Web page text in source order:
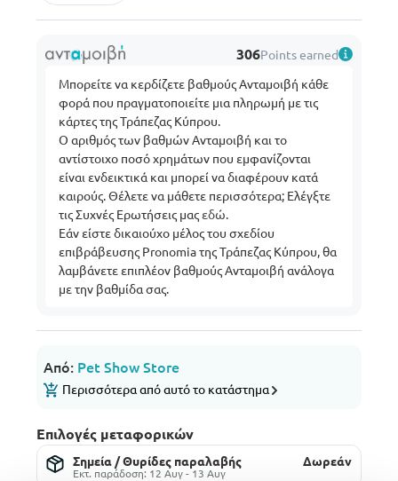
306Points earned
Μπορείτε να κερδίζετε βαθμούς Ανταμοιβή κάθε
φορά που πραγματοποιείτε μια πληρωμή με τις
κάρτες της Τράπεζας Κύπρου.
Ο αριθμός των βαθμών Ανταμοιβή και το
αντίστοιχο ποσό χρημάτων που εμφανίζονται
είναι ενδεικτικά και μπορεί να διαφέρουν κατά
καιρούς. Θέλετε να μάθετε περισσότερα; Ελέγξτε
τις Συχνές Ερωτήσεις μαςεδώ.
Εάν είστε δικαιούχο μέλος του σχεδίου
επιβράβευσης Pronomia της Τράπεζας Κύπρου, θα
λαμβάνετε επιπλέον βαθμούς Ανταμοιβή ανάλογα
με την βαθμίδα σας.
Από: Pet Show Store
Περισσότερα από αυτό το κατάστημα
Επιλογές μεταφορικών
Σημεία / Θυρίδες παραλαβής
Εκτ. παράδοση: 12 Αυγ - 13 Αυγ
Δωρεάν